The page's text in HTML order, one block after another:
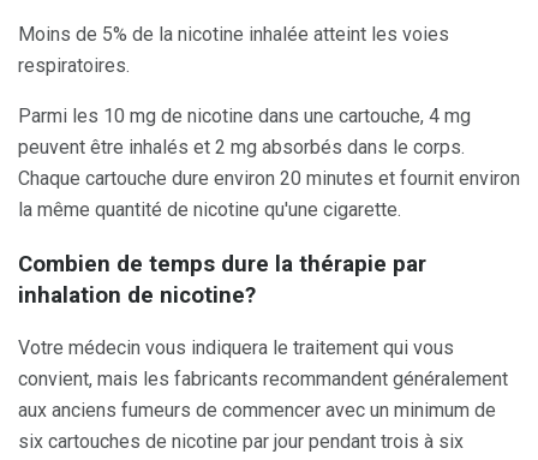
Moins de 5% de la nicotine inhalée atteint les voies
respiratoires.
Parmi les 10 mg de nicotine dans une cartouche, 4 mg
peuvent être inhalés et 2 mg absorbés dans le corps.
Chaque cartouche dure environ 20 minutes et fournit environ
la même quantité de nicotine qu'une cigarette.
Combien de temps dure la thérapie par
inhalation de nicotine?
Votre médecin vous indiquera le traitement qui vous
convient, mais les fabricants recommandent généralement
aux anciens fumeurs de commencer avec un minimum de
six cartouches de nicotine par jour pendant trois à six